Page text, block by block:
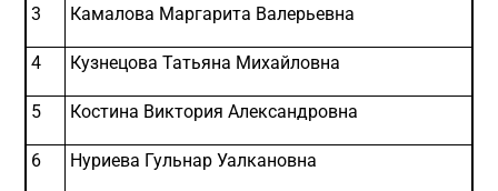
3 Камалова Маргарита Валерьевна
4 Кузнецова Татьяна Михайловна
5 Костина Виктория Александровна
6 Нуриева Гульнар Уалкановна